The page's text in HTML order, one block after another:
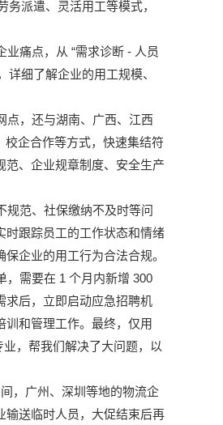
派遣、灵活用工等模式，
业痛点，从 “需求诊断 - 人员
细了解企业的用工规模、
，还与湖南、广西、江西
企合作等方式，快速集结符
范、企业规章制度、安全生产
范、社保缴纳不及时等问
时跟踪员工的工作状态和情绪
企业的用工行为合法合规。
，需要在 1 个月内新增 300
求后，立即启动应急招聘机
和管理工作。最终，仅用
，帮我们解决了大问题，以
，广州、深圳等地的物流企
输送临时人员，大促结束后再